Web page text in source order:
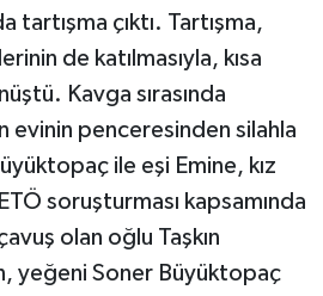
tartışma çıktı. Tartışma,
de katılmasıyla, kısa
Kavga sırasında
evinin penceresinden silahla
ile eşi Emine, kız
soruşturması kapsamında
olan oğlu Taşkın
yeğeni Soner Büyüktopaç